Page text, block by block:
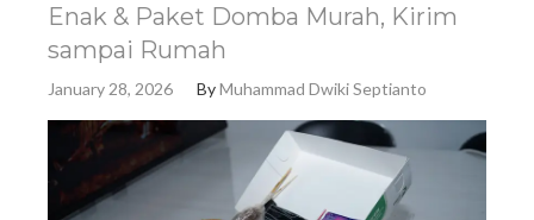
Enak & Paket Domba Murah, Kirim
sampai Rumah
January 28, 2026 ByMuhammad Dwiki Septianto